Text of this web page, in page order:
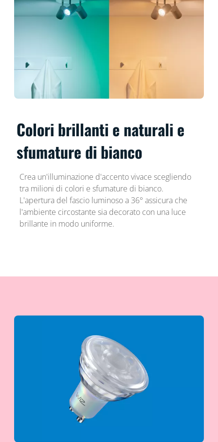
Colori brillanti e naturali e
sfumature di bianco
Crea un'illuminazione d'accento vivace scegliendo
tra milioni di colori e sfumature di bianco.
L'apertura del fascio luminoso a 36° assicura che
l'ambiente circostante sia decorato con una luce
brillante in modo uniforme.